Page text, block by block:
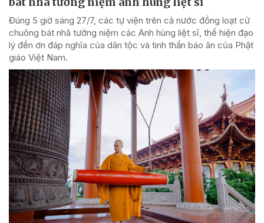
Đúng 5 giờ sáng 27/7, các tự viện trên cả nước đồng loạt cử
chuông bát nhã tưởng niệm các Anh hùng liệt sĩ, thể hiện đạo
lý đền ơn đáp nghĩa của dân tộc và tinh thần báo ân của Phật
giáo Việt Nam.